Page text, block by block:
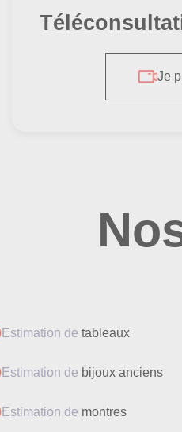
Je
Estimation de tableaux
Estimation de bijoux anciens
Estimation de montres